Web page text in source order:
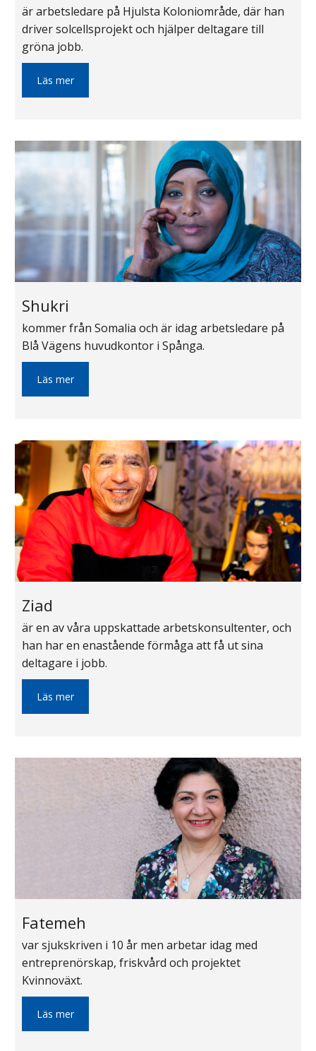
är arbetsledare på Hjulsta Koloniområde, där han
driver solcellsprojekt och hjälper deltagare till
gröna jobb.
Läs mer
Shukri
kommer från Somalia och är idag arbetsledare på
Blå Vägens huvudkontor i Spånga.
Läs mer
Ziad
är en av våra uppskattade arbetskonsultenter, och
han har en enastående förmåga att få ut sina
deltagare i jobb.
Läs mer
Fatemeh
var sjukskriven i 10 år men arbetar idag med
entreprenörskap, friskvård och projektet
Kvinnoväxt.
Läs mer